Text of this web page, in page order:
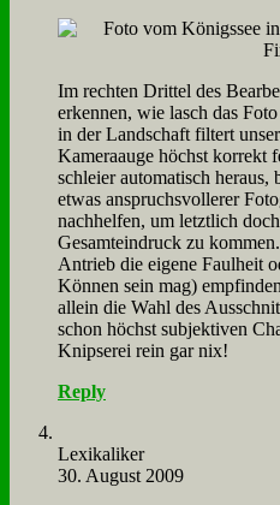
Im rech­ten Drit­tel des
er­ken­nen, wie lasch das
in der Land­schaft fil­tert
Ka­me­ra­au­ge höchst kor­rekt
schlei­er au­to­ma­tisch
et­was an­spruchs­vol­le­rer
nach­hel­fen, um letzt­lich
Ge­samt­ein­druck zu
An­trieb die ei­ge­ne Faul­heit
Kön­nen sein mag)
al­lein die Wahl des
schon höchst sub­jek­ti­ven
Knip­se­rei rein gar nix!
Reply
Le­xi­ka­li­ker
30. August 2009